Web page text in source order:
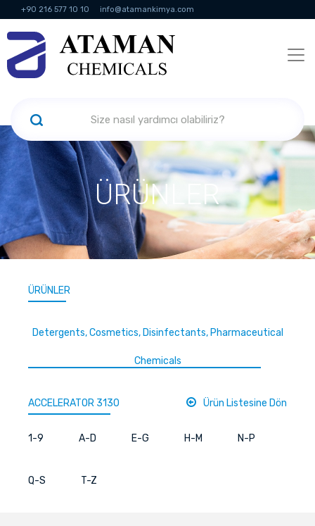
+90 216 577 10 10 info@atamankimya.com
KVKK Politikası Bilgi Toplumu Hizmetleri
ÜRÜNLER
ÜRÜNLER
Detergents, Cosmetics, Disinfectants, Pharmaceutical
Chemicals
ACCELERATOR 3130 Ürün Listesine Dön
1-9 A-D E-G H-M N-P
Q-S T-Z